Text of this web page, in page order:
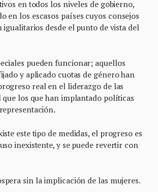
en todos los niveles de gobierno,
en los escasos países cuyos consejos
igualitarios desde el punto de vista del
pueden funcionar; aquellos
y aplicado cuotas de género han
real en el liderazgo de las
que los que han implantado políticas
este tipo de medidas, el progreso es
inexistente, y se puede revertir con
sin la implicación de las mujeres.